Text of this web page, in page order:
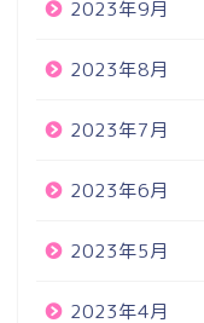
2023年9月
2023年8月
2023年7月
2023年6月
2023年5月
2023年4月